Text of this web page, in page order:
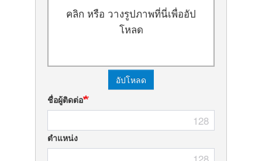
คลิก หรือ วางรูปภาพที่นี่เพื่ออัป
โหลด
อัปโหลด
ชื่อผู้ติดต่อ
128
ตำแหน่ง